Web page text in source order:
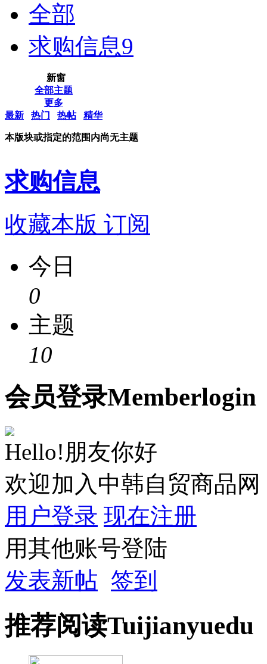
全部
求购信息9
新窗
全部主题
更多
最新
热门 热帖 精华
本版块或指定的范围内尚无主题
求购信息
收藏本版 订阅
今日
0
主题
10
会员登录Memberlogin
Hello!朋友你好
欢迎加入中韩自贸商品网
用户登录 现在注册
用其他账号登陆
发表新帖 签到
推荐阅读Tuijianyuedu